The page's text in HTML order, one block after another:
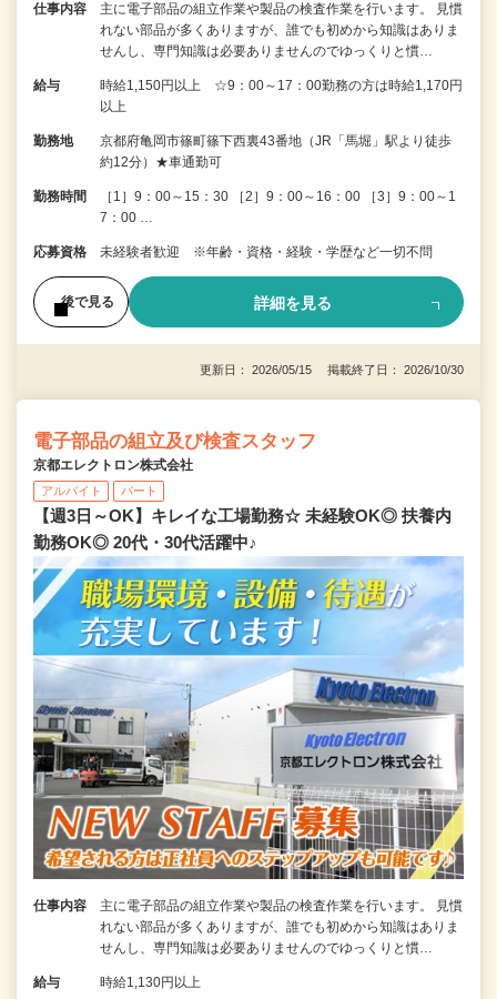
仕事内容
主に電子部品の組立作業や製品の検査作業を行います。 見慣
れない部品が多くありますが、誰でも初めから知識はありま
せんし、専門知識は必要ありませんのでゆっくりと慣…
給与
時給1,150円以上 ☆9：00～17：00勤務の方は時給1,170円
以上
勤務地
京都府亀岡市篠町篠下西裏43番地（JR「馬堀」駅より徒歩
約12分）★車通勤可
勤務時間
［1］9：00～15：30 ［2］9：00～16：00 ［3］9：00～1
7：00 …
応募資格 未経験者歓迎 ※年齢・資格・経験・学歴など一切不問
後で見る 詳細を見る
更新日： 2026/05/15 掲載終了日： 2026/10/30
電子部品の組立及び検査スタッフ
京都エレクトロン株式会社
アルバイト パート
【週3日～OK】キレイな工場勤務☆ 未経験OK◎ 扶養内
勤務OK◎ 20代・30代活躍中♪
仕事内容
主に電子部品の組立作業や製品の検査作業を行います。 見慣
れない部品が多くありますが、誰でも初めから知識はありま
せんし、専門知識は必要ありませんのでゆっくりと慣…
給与 時給1,130円以上